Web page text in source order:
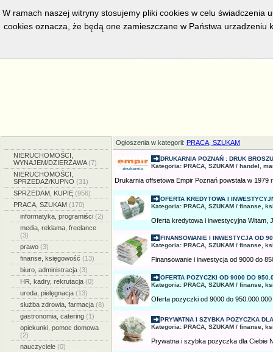
w bieżacej chwili posiadamy 5558aktywnych ogłoszeń, serwis
Strona główna Dodaj ogłoszenie
NIERUCHOMOŚCI,
WYNAJEM/DZIERŻAWA(7)
NIERUCHOMOŚCI,
SPRZEDAŻ/KUPNO (31)
SPRZEDAM, KUPIĘ (956)
PRACA, SZUKAM (170)
informatyka, programiści (2)
media, reklama, freelance
(3)
prawo (3)
finanse, księgowość (13)
biuro, administracja (3)
HR, kadry, rekrutacja (0)
uroda, pielęgnacja (13)
służba zdrowia, farmacja (8)
gastronomia, catering (1)
opiekunki, pomoc domowa
(2)
nauczyciele (0)
Ogłoszenia w kategorii: PRACA, SZUKAM
DRUKARNIA POZNAŃ : DRUK
Kategoria: PRACA, SZUKAM / handel,
Drukarnia offsetowa Empir Poznań powstała w 1979
OFERTA KREDYTOWA I
Kategoria: PRACA, SZUKAM / finanse,
Oferta kredytowa i inwestycyjna Witam,
FINANSOWANIE I INWESTYCJA OD
Kategoria: PRACA, SZUKAM / finanse,
Finansowanie i inwestycja od 9000 do
OFERTA POZYCZKI OD 9000 DO
Kategoria: PRACA, SZUKAM / finanse,
Oferta pozyczki od 9000 do
PRYWATNA I SZYBKA POZYCZKA
Kategoria: PRACA, SZUKAM / finanse,
Prywatna i szybka pozyczka dla Ciebie
W ramach naszej witryny stosujemy pliki cookies w celu świadczenia
cookies oznacza, że będą one zamieszczane w Państwa